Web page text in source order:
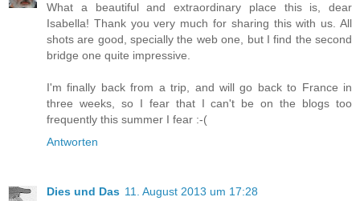
What a beautiful and extraordinary place this is, dear
Isabella! Thank you very much for sharing this with us. All
shots are good, specially the web one, but I find the second
bridge one quite impressive.
I'm finally back from a trip, and will go back to France in
three weeks, so I fear that I can't be on the blogs too
frequently this summer I fear :-(
Antworten
Dies und Das 11. August 2013 um 17:28